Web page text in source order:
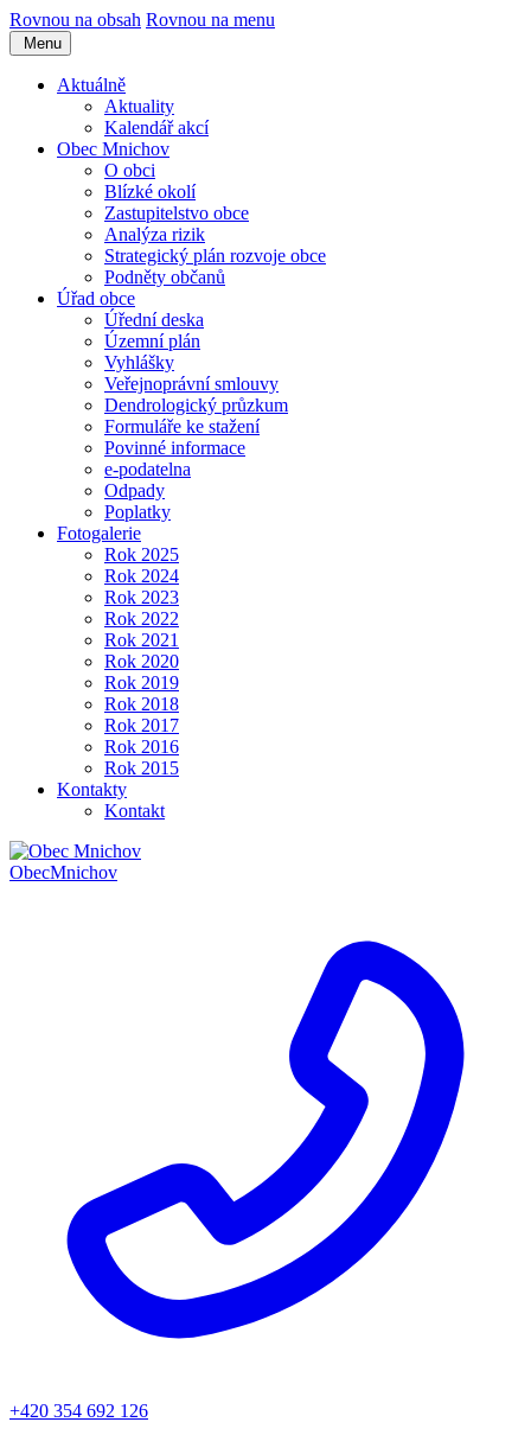
Rovnou na obsah Rovnou na menu
Menu
Aktuálně
Aktuality
Kalendář akcí
Obec Mnichov
O obci
Blízké okolí
Zastupitelstvo obce
Analýza rizik
Strategický plán rozvoje obce
Podněty občanů
Úřad obce
Úřední deska
Územní plán
Vyhlášky
Veřejnoprávní smlouvy
Dendrologický průzkum
Formuláře ke stažení
Povinné informace
e-podatelna
Odpady
Poplatky
Fotogalerie
Rok 2025
Rok 2024
Rok 2023
Rok 2022
Rok 2021
Rok 2020
Rok 2019
Rok 2018
Rok 2017
Rok 2016
Rok 2015
Kontakty
Kontakt
ObecMnichov
+420 354 692 126